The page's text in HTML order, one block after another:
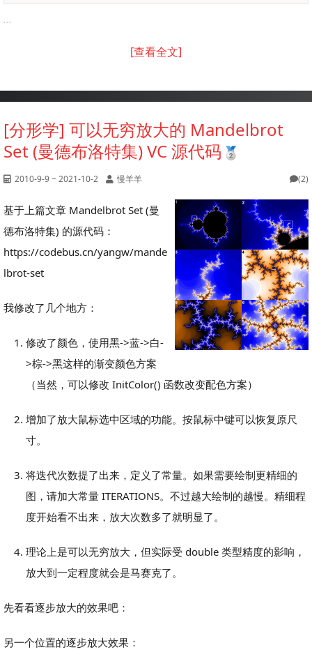
...
[查看全文]
[分形学] 可以无穷放大的 Mandelbrot
Set (曼德布洛特集) VC 源代码
2010-9-9 ~ 2021-10-2 慢羊羊 (2)
基于上篇文章 Mandelbrot Set (曼
德布洛特集) 的源代码：
https://codebus.cn/yangw/mande
lbrot-set
我修改了几个地方：
修改了颜色，使用黑->蓝->白-
>棕->黑这样的渐变颜色方案
（当然，可以修改 InitColor() 函数改变配色方案）
增加了放大鼠标选中区域的功能。按鼠标中键可以恢复原尺
寸。
将迭代次数提了出来，定义了常量。如果需要绘制更精细的
图，请加大常量 ITERATIONS。不过越大绘制的越慢。精细程
度开始看不出来，放大次数多了就明显了。
理论上是可以无穷放大，但实际受 double 类型精度的影响，
放大到一定程度就会是马赛克了。
先看看逐步放大的效果吧：
另一个位置的逐步放大效果：